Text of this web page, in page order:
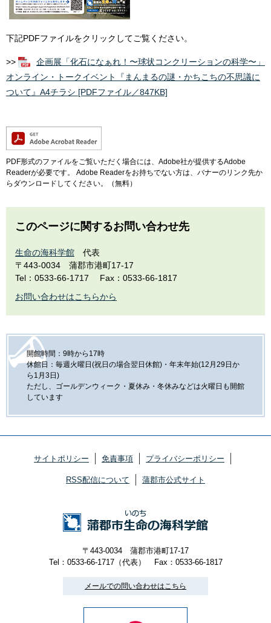
下記PDFファイルをクリックしてご覧ください。
>>
企画展「化石になぁれ！〜球状コンクリーションの科学〜」
オンライン・トークイベント『まんまるの謎・かちこちの不思議に
ついて』A4チラシ [PDFファイル／847KB]
PDF形式のファイルをご覧いただく場合には、Adobe社が提供するAdobe
Readerが必要です。
Adobe Readerをお持ちでない方は、バナーのリンク先か
らダウンロードしてください。（無料）
このページに関するお問い合わせ先
生命の海科学館
代表
〒443-0034
蒲郡市港町17-17
Tel：0533-66-1717
Fax：0533-66-1817
お問い合わせはこちらから
開館時間：9時から17時
休館日：毎週火曜日(祝日の場合翌日休館)・年末年始(12月29日か
ら1月3日)
ただし、ゴールデンウィーク・夏休み・冬休みなどは火曜日も開館
しています
サイトポリシー 免責事項 プライバシーポリシー
RSS配信について 蒲郡市公式サイト
〒443-0034 蒲郡市港町17-17
Tel：0533-66-1717（代表）
Fax：0533-66-1817
メールでの問い合わせはこちら